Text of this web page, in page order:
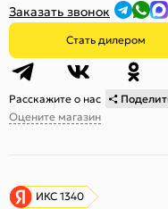
Заказать звонок
Стать дилером
Расскажите о нас
Оцените магазин
ИКС 1340